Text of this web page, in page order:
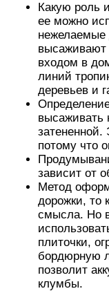
Какую роль
ее можно
нежелаемые
высаживают
входом в
линий
деревьев и
высаживать
потому что
зависит от
Метод
дорожки, то
смысла. Но
плиточки,
бордюрную
позволит
клумбы.